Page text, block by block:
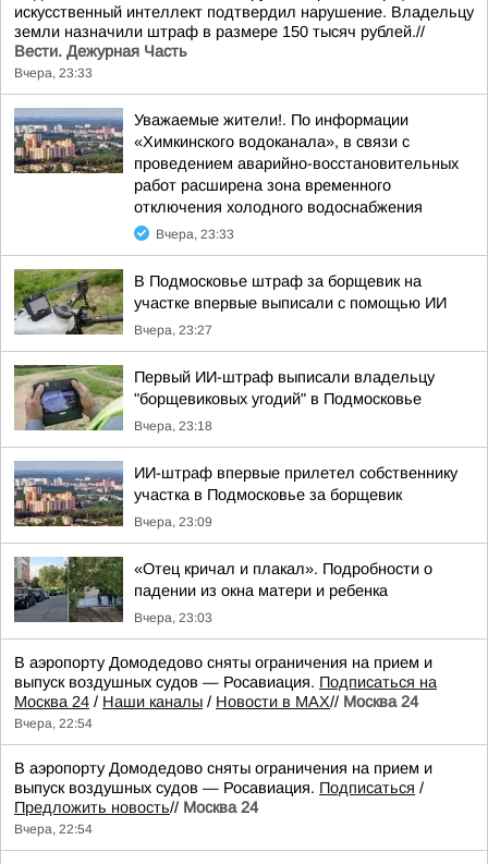
искусственный интеллект подтвердил нарушение. Владельцу
земли назначили штраф в размере 150 тысяч рублей.//
Вести. Дежурная Часть
Вчера, 23:33
Уважаемые жители!. По информации
«Химкинского водоканала», в связи с
проведением аварийно-восстановительных
работ расширена зона временного
отключения холодного водоснабжения
Вчера, 23:33
В Подмосковье штраф за борщевик на
участке впервые выписали с помощью ИИ
Вчера, 23:27
Первый ИИ-штраф выписали владельцу
"борщевиковых угодий" в Подмосковье
Вчера, 23:18
ИИ-штраф впервые прилетел собственнику
участка в Подмосковье за борщевик
Вчера, 23:09
«Отец кричал и плакал». Подробности о
падении из окна матери и ребенка
Вчера, 23:03
В аэропорту Домодедово сняты ограничения на прием и
выпуск воздушных судов — Росавиация. Подписаться на
Москва 24 / Наши каналы / Новости в MAX// Москва 24
Вчера, 22:54
В аэропорту Домодедово сняты ограничения на прием и
выпуск воздушных судов — Росавиация. Подписаться /
Предложить новость// Москва 24
Вчера, 22:54